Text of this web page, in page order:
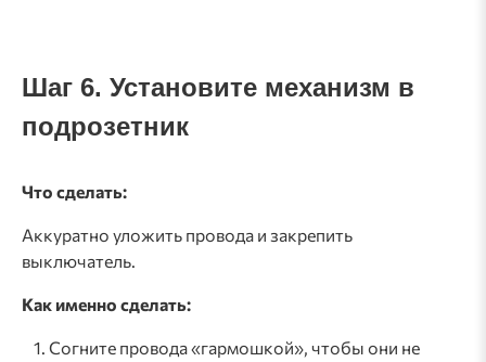
Шаг 6. Установите механизм в
подрозетник
Что сделать:
Аккуратно уложить провода и закрепить
выключатель.
Как именно сделать:
Согните провода «гармошкой», чтобы они не